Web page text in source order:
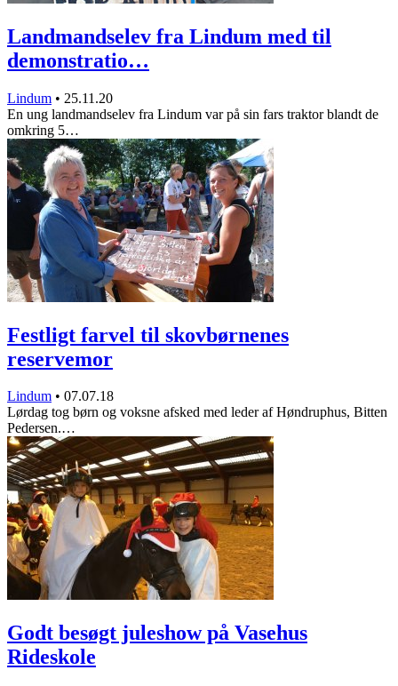
Landmandselev fra Lindum med til
demonstratio…
Lindum • 25.11.20
En ung landmandselev fra Lindum var på sin fars traktor blandt de
omkring 5…
Festligt farvel til skovbørnenes
reservemor
Lindum • 07.07.18
Lørdag tog børn og voksne afsked med leder af Høndruphus, Bitten
Pedersen.…
Godt besøgt juleshow på Vasehus
Rideskole